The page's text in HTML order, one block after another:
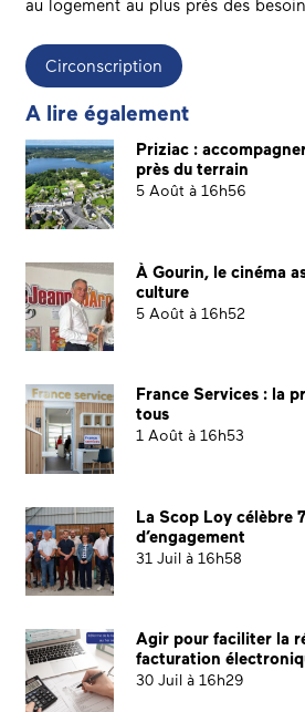
au logement au plus près des
Circonscription
A lire également
Priziac :
près du terrain
5 Août à 16h56
À Gourin, le cinéma
culture
5 Août à 16h52
France Services : la
tous
1 Août à 16h53
La Scop Loy célèbre
d’engagement
31 Juil à 16h58
Agir pour faciliter la
facturation
30 Juil à 16h29